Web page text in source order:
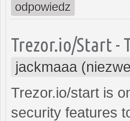
odpowiedz
Trezor.io/Start -
jackmaaa
Trezor.io/start is
security features